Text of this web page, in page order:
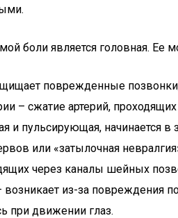
боли является головная. Ее
поврежденные
– сжатие артерий,
и пульсирующая, начинается
или «затылочная
через каналы шейных
из-за повреждения
при движении глаз.